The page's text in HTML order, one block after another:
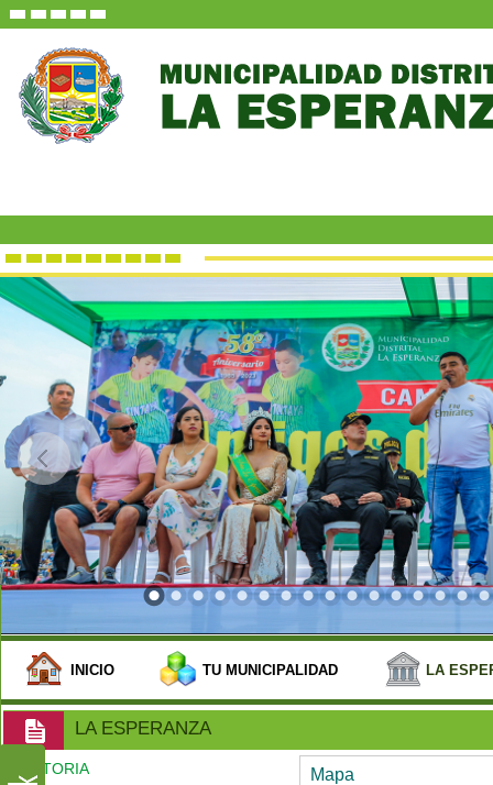
INICIO TU MUNICIPALIDAD LA
LA ESPERANZA
HISTORIA Mapa